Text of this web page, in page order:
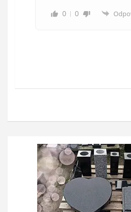
0
0